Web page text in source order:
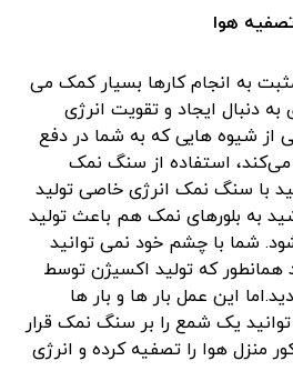
هوا
به انجام کار‌ها بسیار کمک می
به دنبال ایجاد و تقویت انرژی
از شیوه هایی که به شما در دفع
استفاده از‌ سنگ نمک
با سنگ نمک انرژی خاصی تولید
به بلورهای نمک هم باعث تولید
شما با چشم خود نمی توانید
همانطور که تولید اکسیژن توسط
این عمل بار ها و بار ها
یک شمع را بر سنگ نمک قرار
منزل هوا را تصفیه کرده و انرژی